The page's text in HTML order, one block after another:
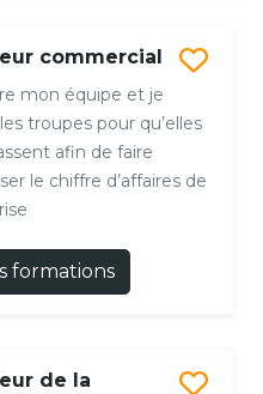
commercial
mon équipe et je
troupes pour qu’elles
afin de faire
le chiffre d’affaires de
formations
de la